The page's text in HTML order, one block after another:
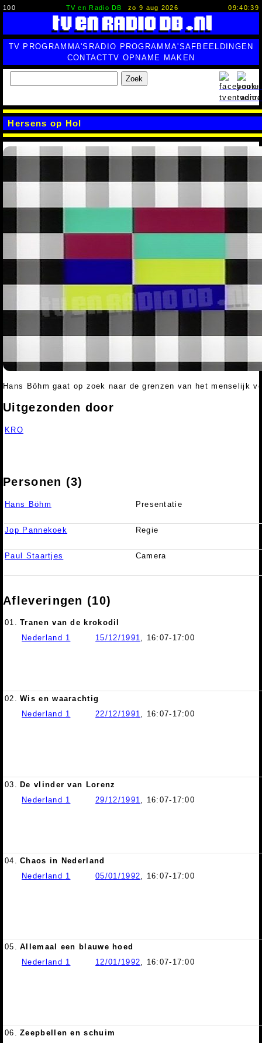
100 TV en Radio DB zo 9 aug 2026 09:40:40
TV PROGRAMMA'S RADIO PROGRAMMA'SAFBEELDINGEN
CONTACTTV OPNAME MAKEN
Zoek
Hersens op Hol
Hans Böhm gaat op zoek naar de grenzen van het menselijk
Uitgezonden door
KRO
Personen (3)
Hans Böhm Presentatie
Jop Pannekoek Regie
Paul Staartjes Camera
Afleveringen (10)
01. Tranen van de krokodil
Nederland 1
15/12/1991, 16:07-17:00
02. Wis en waarachtig
Nederland 1
22/12/1991, 16:07-17:00
03. De vlinder van Lorenz
Nederland 1
29/12/1991, 16:07-17:00
04. Chaos in Nederland
Nederland 1
05/01/1992, 16:07-17:00
05. Allemaal een blauwe hoed
Nederland 1
12/01/1992, 16:07-17:00
06. Zeepbellen en schuim